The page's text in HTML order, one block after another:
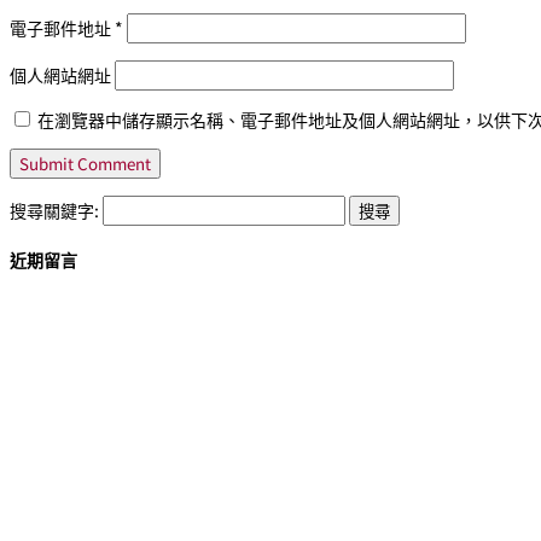
電子郵件地址 *
個人網站網址
在瀏覽器中儲存顯示名稱、電子郵件地址及個人網站網址，以供下
搜尋關鍵字:
近期留言